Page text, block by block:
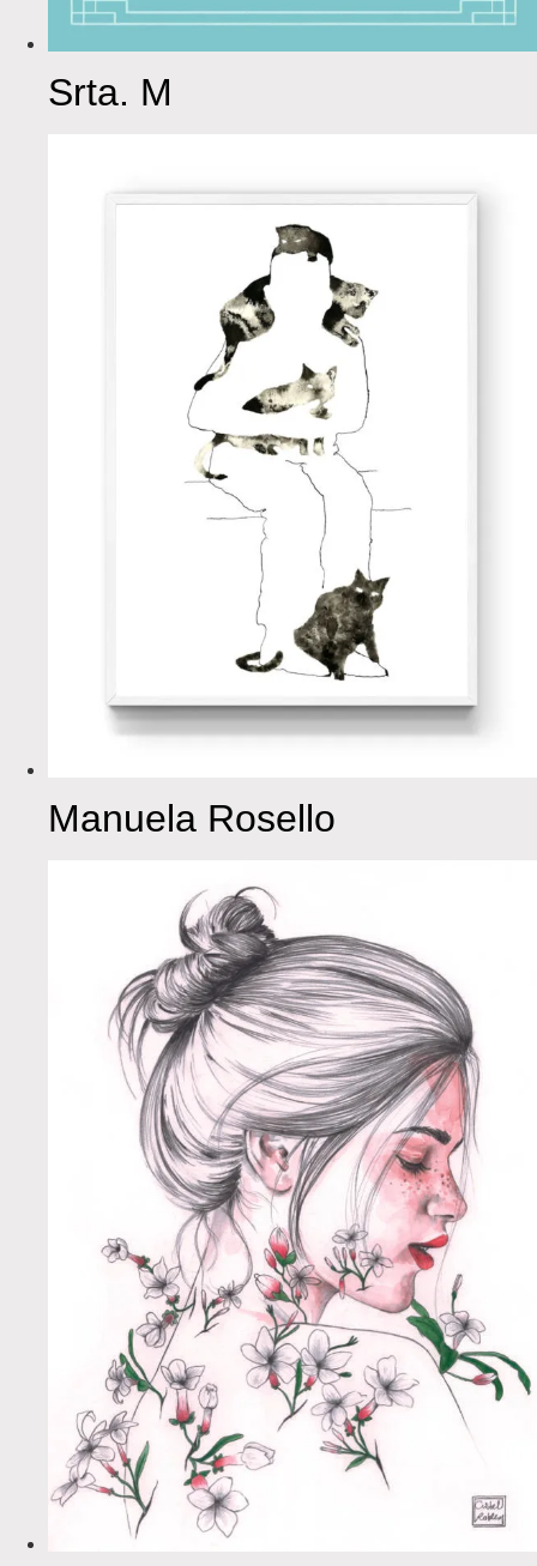
Srta. M
Manuela Rosello